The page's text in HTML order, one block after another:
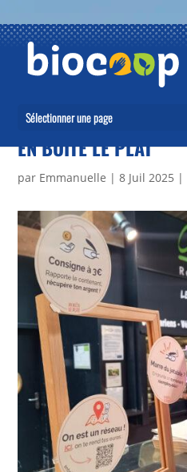
Sélectionner une page
EN BOÎTE LE PLAT
par Emmanuelle |8 Juil 2025 |